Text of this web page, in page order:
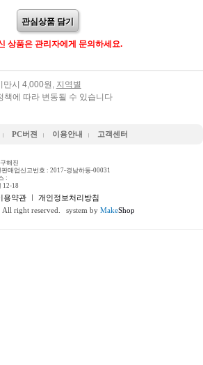
관심상품 담기
상품은 관리자에게 문의하세요.
만시 4,000원, 지역별
책에 따라 변동될 수 있습니다
PC버젼 이용안내 고객센터
해진
매업신고번호 : 2017-경남하동-00031
:
12-18
용약관ㅣ 개인정보처리방침
right reserved.
system by MakeShop